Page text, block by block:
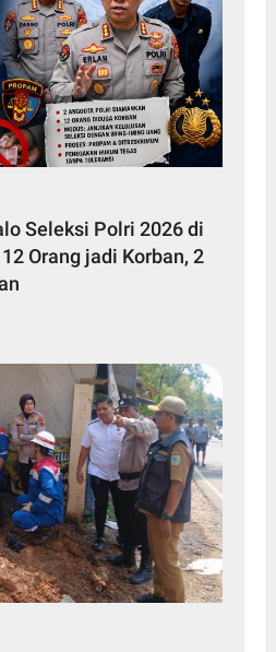
Seleksi Polri 2026 di
Orang jadi Korban, 2